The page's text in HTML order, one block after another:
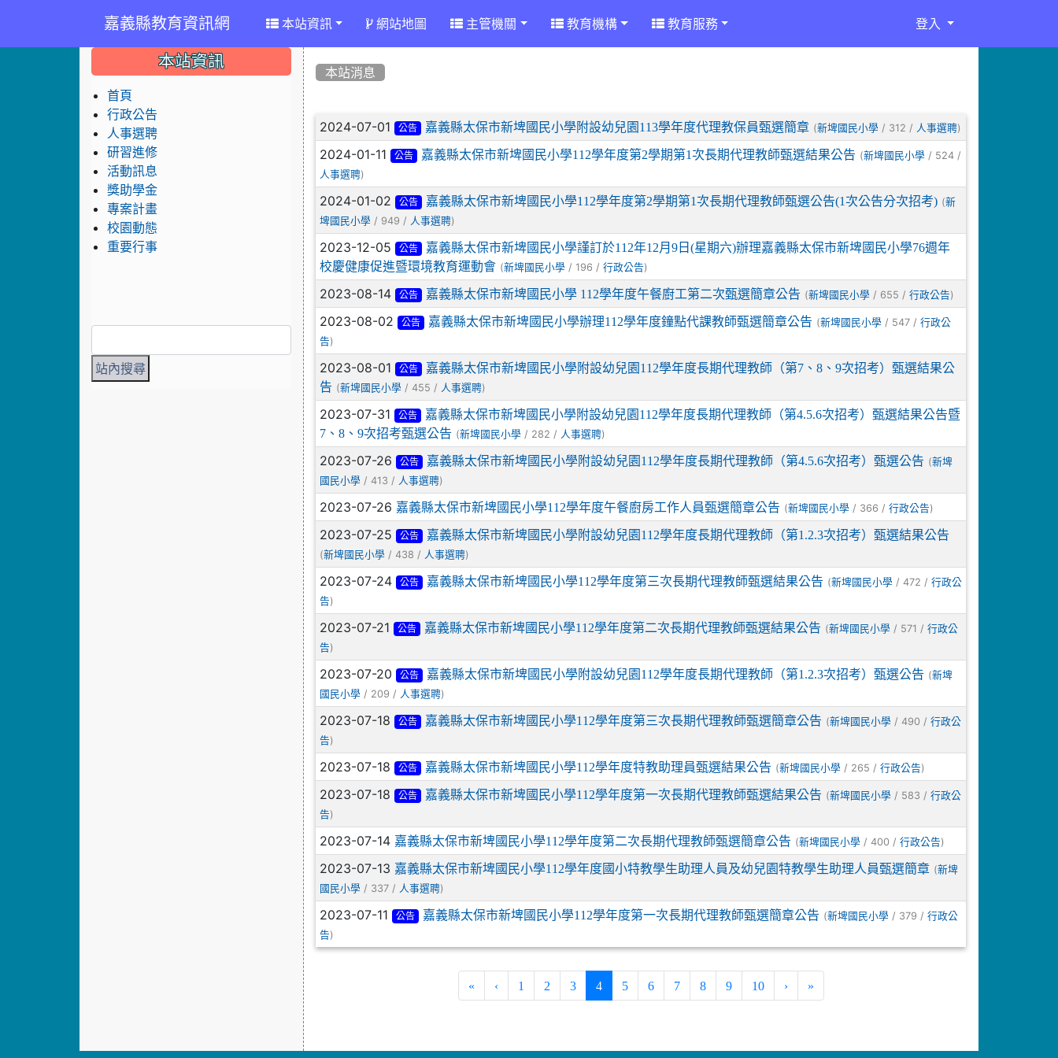
嘉義縣教育資訊網 本站資訊 網站地圖 主管機關 教育機構 教育服務 登入
本站消息
文章列表
2024-07-01 公告 嘉義縣太保市新埤國民小學附設幼兒園113學年度代理教保員甄選簡章 (新埤國民小學 / 312 / 人事選聘)
2024-01-11 公告 嘉義縣太保市新埤國民小學112學年度第2學期第1次長期代理教師甄選結果公告 (新埤國民小學 / 524 /
人事選聘)
2024-01-02 公告 嘉義縣太保市新埤國民小學112學年度第2學期第1次長期代理教師甄選公告(1次公告分次招考) (新
埤國民小學 / 949 / 人事選聘)
2023-12-05 公告
嘉義縣太保市新埤國民小學謹訂於112年12月9日(星期六)辦理嘉義縣太保市新埤國民小學76週年
校慶健康促進暨環境教育運動會 (新埤國民小學 / 196 /行政公告)
2023-08-14 公告 嘉義縣太保市新埤國民小學 112學年度午餐廚工第二次甄選簡章公告 (新埤國民小學 / 655 / 行政公告)
2023-08-02 公告 嘉義縣太保市新埤國民小學辦理112學年度鐘點代課教師甄選簡章公告 (新埤國民小學 / 547 / 行政公
告)
2023-08-01 公告
嘉義縣太保市新埤國民小學附設幼兒園112學年度長期代理教師（第7、8、9次招考）甄選結果公
告 (新埤國民小學 / 455 / 人事選聘)
2023-07-31 公告
嘉義縣太保市新埤國民小學附設幼兒園112學年度長期代理教師（第4.5.6次招考）甄選結果公告暨
7、8、9次招考甄選公告 (新埤國民小學 / 282 / 人事選聘)
2023-07-26 公告 嘉義縣太保市新埤國民小學附設幼兒園112學年度長期代理教師（第4.5.6次招考）甄選公告 (新埤
國民小學 / 413 / 人事選聘)
2023-07-26 嘉義縣太保市新埤國民小學112學年度午餐廚房工作人員甄選簡章公告 (新埤國民小學 / 366 /行政公告)
2023-07-25 公告 嘉義縣太保市新埤國民小學附設幼兒園112學年度長期代理教師（第1.2.3次招考）甄選結果公告
(新埤國民小學 / 438 / 人事選聘)
2023-07-24 公告 嘉義縣太保市新埤國民小學112學年度第三次長期代理教師甄選結果公告 (新埤國民小學 / 472 / 行政公
告)
2023-07-21 公告 嘉義縣太保市新埤國民小學112學年度第二次長期代理教師甄選結果公告 (新埤國民小學 / 571 / 行政公
告)
2023-07-20 公告 嘉義縣太保市新埤國民小學附設幼兒園112學年度長期代理教師（第1.2.3次招考）甄選公告 (新埤
國民小學 / 209 / 人事選聘)
2023-07-18 公告 嘉義縣太保市新埤國民小學112學年度第三次長期代理教師甄選簡章公告 (新埤國民小學 / 490 / 行政公
告)
2023-07-18 公告 嘉義縣太保市新埤國民小學112學年度特教助理員甄選結果公告 (新埤國民小學 / 265 / 行政公告)
2023-07-18 公告 嘉義縣太保市新埤國民小學112學年度第一次長期代理教師甄選結果公告 (新埤國民小學 / 583 / 行政公
告)
2023-07-14 嘉義縣太保市新埤國民小學112學年度第二次長期代理教師甄選簡章公告 (新埤國民小學 / 400 /行政公告)
2023-07-13 嘉義縣太保市新埤國民小學112學年度國小特教學生助理人員及幼兒園特教學生助理人員甄選簡章 (新埤
國民小學 / 337 / 人事選聘)
2023-07-11 公告 嘉義縣太保市新埤國民小學112學年度第一次長期代理教師甄選簡章公告 (新埤國民小學 / 379 / 行政公
告)
« ‹ 1 2 3 4(current)
5 6 7 8 9 10 › »
::: 本站資訊
首頁
行政公告
人事選聘
研習進修
活動訊息
獎助學金
專案計畫
校園動態
重要行事